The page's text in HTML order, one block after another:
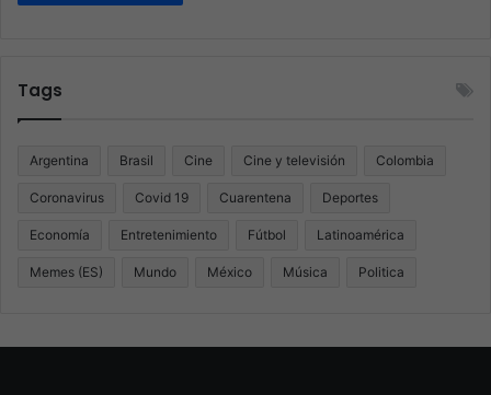
Tags
Argentina Brasil Cine Cine y televisión Colombia
Coronavirus Covid 19 Cuarentena Deportes
Economía Entretenimiento Fútbol Latinoamérica
Memes (ES) Mundo México Música Politica